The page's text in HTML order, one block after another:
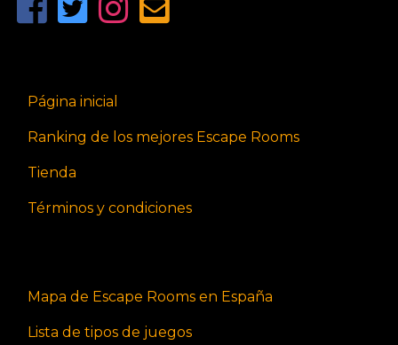
Página inicial
Ranking de los mejores Escape Rooms
Tienda
Términos y condiciones
Mapa de Escape Rooms en España
Lista de tipos de juegos